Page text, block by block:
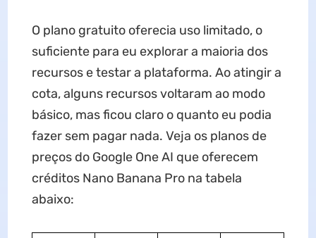
O plano gratuito oferecia uso limitado, o
suficiente para eu explorar a maioria dos
recursos e testar a plataforma. Ao atingir a
cota, alguns recursos voltaram ao modo
básico, mas ficou claro o quanto eu podia
fazer sem pagar nada. Veja os planos de
preços do Google One AI que oferecem
créditos Nano Banana Pro na tabela
abaixo: